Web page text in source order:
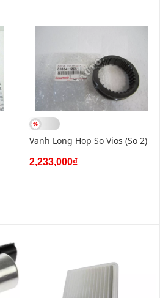
Vanh Long Hop So Vios (So 2)
2,233,000₫